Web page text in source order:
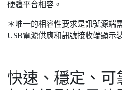
硬體平台相容。
＊唯一的相容性要求是訊號源端
USB電源供應和訊號接收端顯示
快速、穩定、可